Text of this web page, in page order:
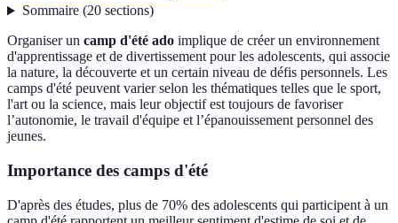
Sommaire(20 sections)
Organiser un camp d'été ado implique de créer un environnement
d'apprentissage et de divertissement pour les adolescents, qui associe
la nature, la découverte et un certain niveau de défis personnels. Les
camps d'été peuvent varier selon les thématiques telles que le sport,
l'art ou la science, mais leur objectif est toujours de favoriser
l’autonomie, le travail d'équipe et l’épanouissement personnel des
jeunes.
Importance des camps d'été
D'après des études, plus de 70% des adolescents qui participent à un